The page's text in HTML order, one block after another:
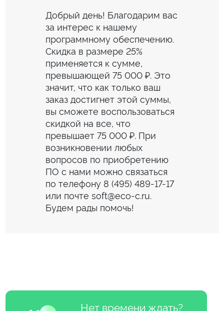
Добрый день! Благодарим вас
за интерес к нашему
программному обеспечению.
Скидка в размере 25%
применяется к сумме,
превышающей 75 000 ₽. Это
значит, что как только ваш
заказ достигнет этой суммы,
вы сможете воспользоваться
скидкой на все, что
превышает 75 000 ₽. При
возникновении любых
вопросов по приобретению
ПО с нами можно связаться
по телефону 8 (495) 489-17-17
или почте soft@eco-c.ru.
Будем рады помочь!
Нет времени ждать?